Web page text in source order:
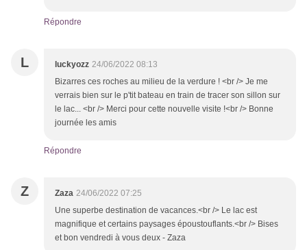
Répondre
L luckyozz 24/06/2022 08:13
Bizarres ces roches au milieu de la verdure ! <br /> Je me
verrais bien sur le p'tit bateau en train de tracer son sillon sur
le lac... <br /> Merci pour cette nouvelle visite !<br /> Bonne
journée les amis
Répondre
Z Zaza 24/06/2022 07:25
Une superbe destination de vacances.<br /> Le lac est
magnifique et certains paysages époustouflants.<br /> Bises
et bon vendredi à vous deux - Zaza